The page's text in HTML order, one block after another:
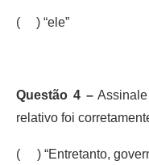
( ) “ele”
Questão 4 –Assinale
relativo foi
( ) “Entretanto,